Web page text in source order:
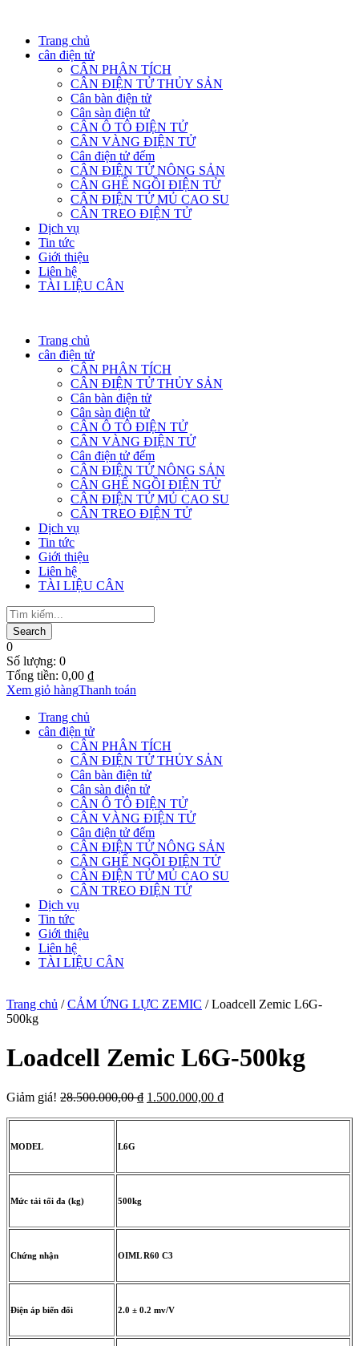
Trang chủ
cân điện tử
CÂN PHÂN TÍCH
CÂN ĐIỆN TỬ THỦY SẢN
Cân bàn điện tử
Cân sàn điện tử
CÂN Ô TÔ ĐIỆN TỬ
CÂN VÀNG ĐIỆN TỬ
Cân điện tử đếm
CÂN ĐIỆN TỬ NÔNG SẢN
CÂN GHẾ NGỒI ĐIỆN TỬ
CÂN ĐIỆN TỬ MỦ CAO SU
CÂN TREO ĐIỆN TỬ
Dịch vụ
Tin tức
Giới thiệu
Liên hệ
TÀI LIỆU CÂN
Trang chủ
cân điện tử
CÂN PHÂN TÍCH
CÂN ĐIỆN TỬ THỦY SẢN
Cân bàn điện tử
Cân sàn điện tử
CÂN Ô TÔ ĐIỆN TỬ
CÂN VÀNG ĐIỆN TỬ
Cân điện tử đếm
CÂN ĐIỆN TỬ NÔNG SẢN
CÂN GHẾ NGỒI ĐIỆN TỬ
CÂN ĐIỆN TỬ MỦ CAO SU
CÂN TREO ĐIỆN TỬ
Dịch vụ
Tin tức
Giới thiệu
Liên hệ
TÀI LIỆU CÂN
0
Số lượng: 0
Tổng tiền: 0,00 ₫
Xem giỏ hàngThanh toán
Trang chủ
cân điện tử
CÂN PHÂN TÍCH
CÂN ĐIỆN TỬ THỦY SẢN
Cân bàn điện tử
Cân sàn điện tử
CÂN Ô TÔ ĐIỆN TỬ
CÂN VÀNG ĐIỆN TỬ
Cân điện tử đếm
CÂN ĐIỆN TỬ NÔNG SẢN
CÂN GHẾ NGỒI ĐIỆN TỬ
CÂN ĐIỆN TỬ MỦ CAO SU
CÂN TREO ĐIỆN TỬ
Dịch vụ
Tin tức
Giới thiệu
Liên hệ
TÀI LIỆU CÂN
Trang chủ /CẢM ỨNG LỰC ZEMIC / Loadcell Zemic L6G-
500kg
Loadcell Zemic L6G-500kg
Giảm giá! 28.500.000,00₫ Giá
là:
1.500.000,00 ₫Giá
tại
MODEL L6G
Mức tải tối đa (kg) 500kg
Chứng nhận OIML R60 C3
Điện áp biến đổi 2.0 ± 0.2 mv/V